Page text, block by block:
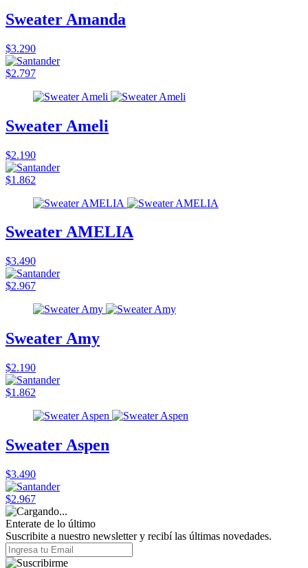
Sweater Amanda
$3.290
$2.797
Sweater Ameli
$2.190
$1.862
Sweater AMELIA
$3.490
$2.967
Sweater Amy
$2.190
$1.862
Sweater Aspen
$3.490
$2.967
Enterate de lo último
Suscribite a nuestro newsletter y recibí las últimas novedades.